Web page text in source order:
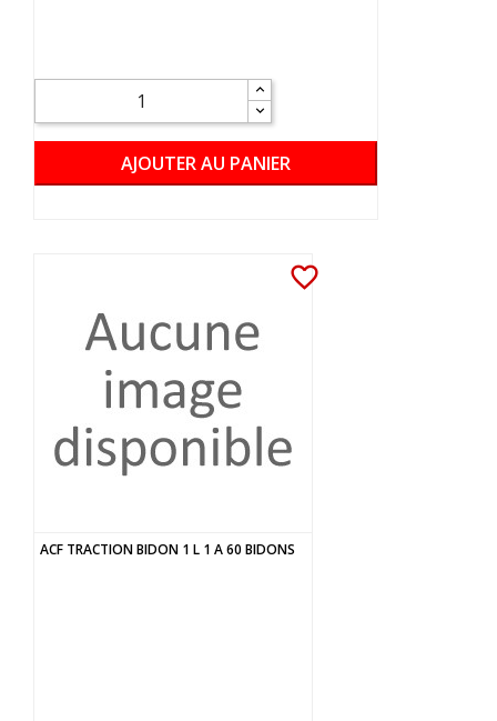
AJOUTER AU PANIER
favorite_border
ACF TRACTION BIDON 1 L 1 A 60 BIDONS